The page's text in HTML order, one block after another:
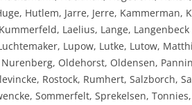
Hutlem, Jarre, Jerre, Kammerman,
Laelius, Lange,
Lupow, Lutke, Lutow,
Oldehorst, Oldensen,
Rostock, Rumhert, Salzborch,
Sommerfelt, Sprekelsen,